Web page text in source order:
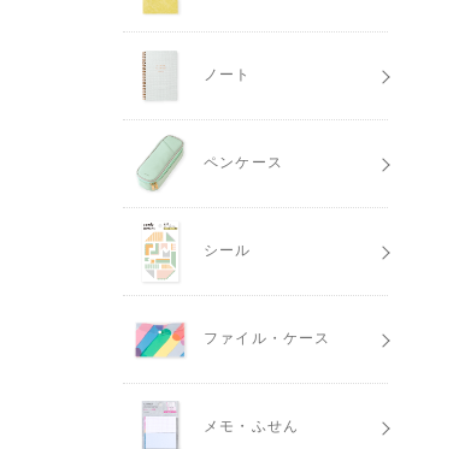
ノート
ペンケース
シール
ファイル・ケース
メモ・ふせん